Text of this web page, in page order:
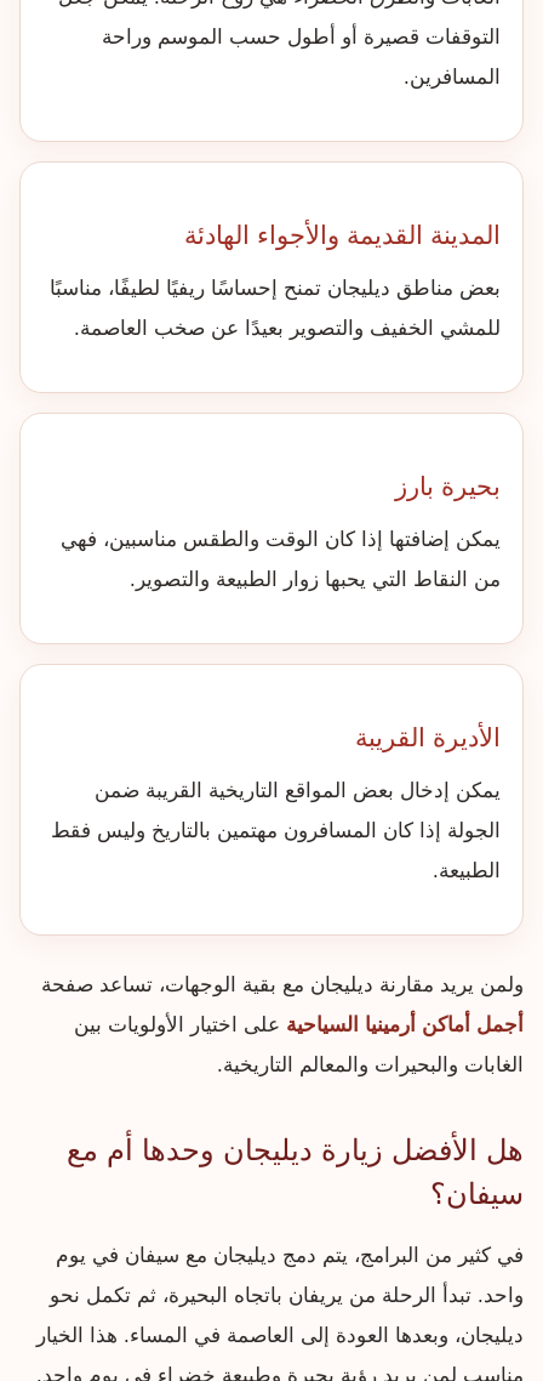
التوقفات قصيرة أو أطول حسب الموسم وراحة
المسافرين.
المدينة القديمة والأجواء الهادئة
بعض مناطق ديليجان تمنح إحساسًا ريفيًا لطيفًا، مناسبًا
للمشي الخفيف والتصوير بعيدًا عن صخب العاصمة.
بحيرة بارز
يمكن إضافتها إذا كان الوقت والطقس مناسبين، فهي
من النقاط التي يحبها زوار الطبيعة والتصوير.
الأديرة القريبة
يمكن إدخال بعض المواقع التاريخية القريبة ضمن
الجولة إذا كان المسافرون مهتمين بالتاريخ وليس فقط
الطبيعة.
ولمن يريد مقارنة ديليجان مع بقية الوجهات، تساعد صفحة
أجمل أماكن أرمينيا السياحية على اختيار الأولويات بين
الغابات والبحيرات والمعالم التاريخية.
هل الأفضل زيارة ديليجان وحدها أم مع
سيفان؟
في كثير من البرامج، يتم دمج ديليجان مع سيفان في يوم
واحد. تبدأ الرحلة من يريفان باتجاه البحيرة، ثم تكمل نحو
ديليجان، وبعدها العودة إلى العاصمة في المساء. هذا الخيار
مناسب لمن يريد رؤية بحيرة وطبيعة خضراء في يوم واحد.